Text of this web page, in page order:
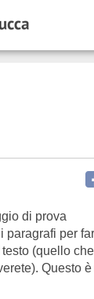
di prova
paragrafi per
(quello
Questo